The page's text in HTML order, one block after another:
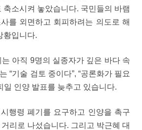
축소시켜 놓았습니다. 국민들의 바램
를 외면하고 회피하려는 의도로 해
황입니다.
아직 9명의 실종자가 깊은 바다 속
“기술 검토 중이다”, “공론화가 필요
일 인양 발표를 늦추고 있습니다.
행령 폐기를 요구하고 인양을 촉구
리로 나섰습니다. 그리고 박근혜 대